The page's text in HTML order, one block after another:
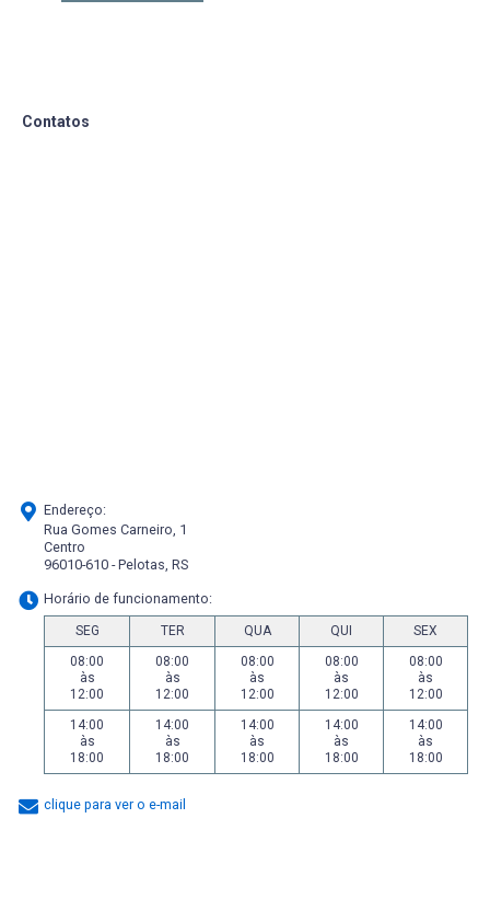
Contatos
Endereço:
Rua Gomes Carneiro, 1
Centro
96010-610 - Pelotas, RS
Horário de funcionamento:
SEG TER QUA QUI
SEX
08:00
às
12:00
08:00
às
12:00
08:00
às
12:00
08:00
às
12:00
08:00
às
12:00
14:00
às
18:00
14:00
às
18:00
14:00
às
18:00
14:00
às
18:00
14:00
às
18:00
clique para ver o e-mail